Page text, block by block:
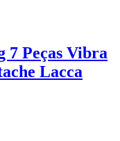
7 Peças Vibra
Lacca